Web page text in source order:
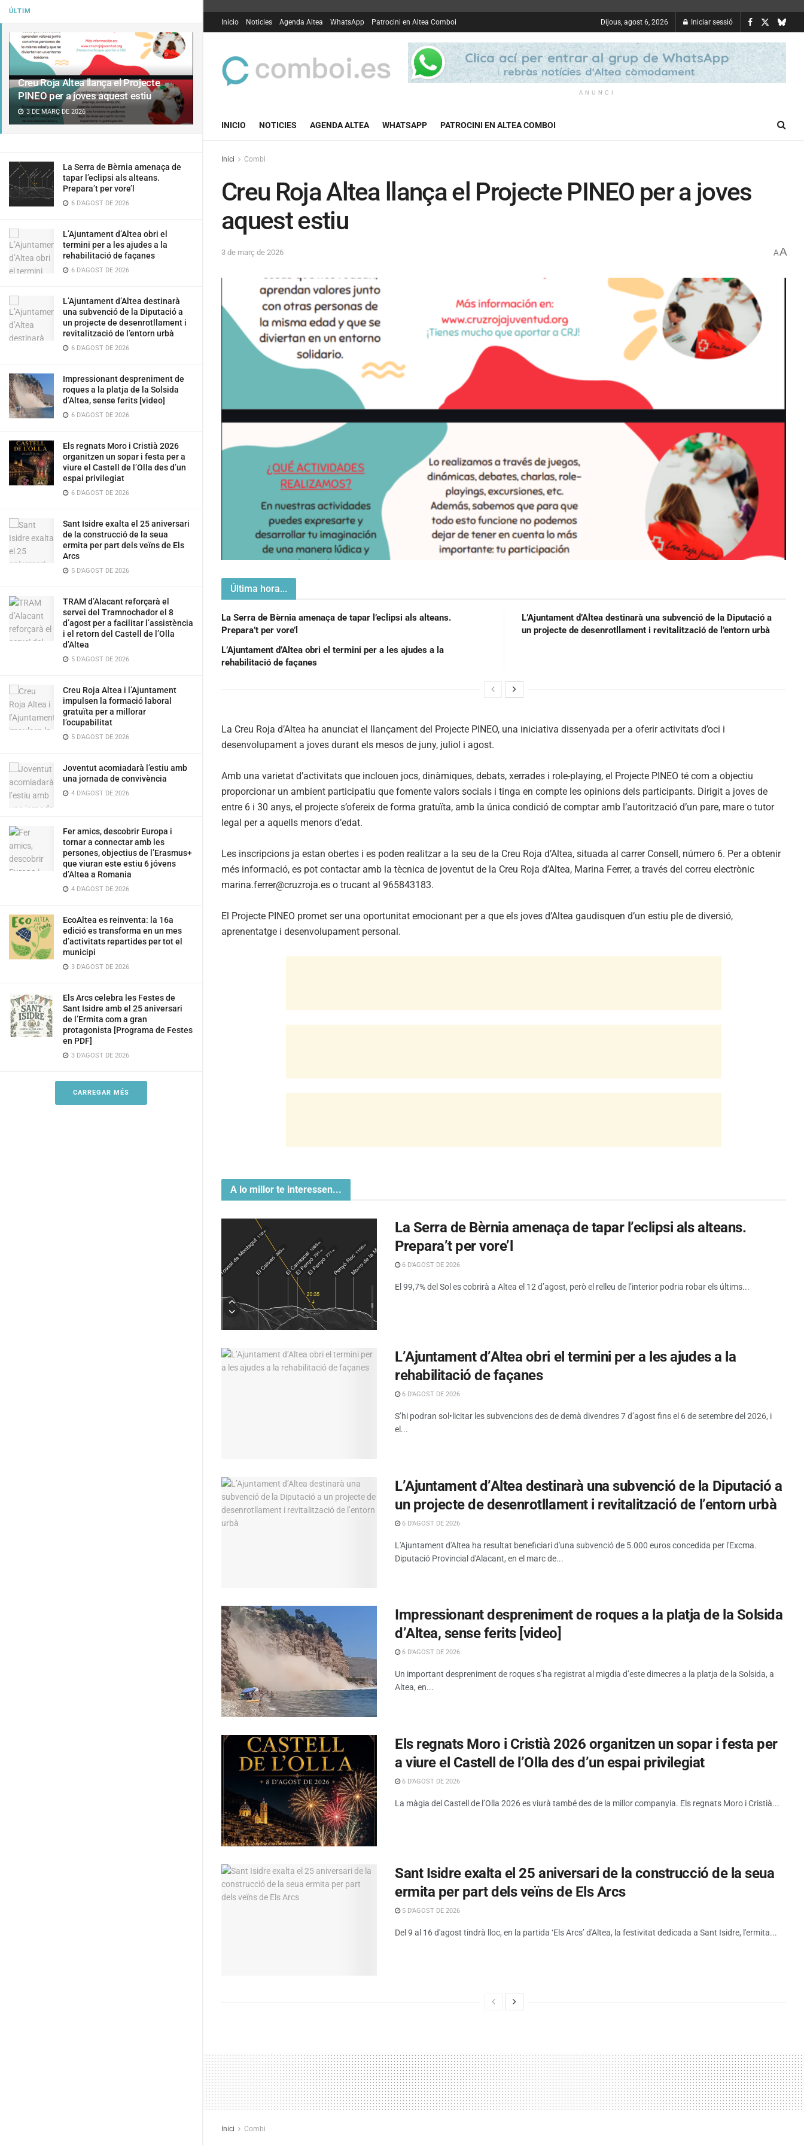
ÚLTIM
Creu Roja Altea llança el Projecte
PINEO per a joves aquest estiu
3 DE MARÇ DE 2026
La Serra de Bèrnia amenaça de
tapar l’eclipsi als alteans.
Prepara’t per vore’l
6 D'AGOST DE 2026
L’Ajuntament d’Altea obri el
termini per a les ajudes a la
rehabilitació de façanes
6 D'AGOST DE 2026
L’Ajuntament d’Altea destinarà
una subvenció de la Diputació a
un projecte de desenrotllament i
revitalització de l’entorn urbà
6 D'AGOST DE 2026
Impressionant despreniment de
roques a la platja de la Solsida
d’Altea, sense ferits [video]
6 D'AGOST DE 2026
Els regnats Moro i Cristià 2026
organitzen un sopar i festa per a
viure el Castell de l’Olla des d’un
espai privilegiat
6 D'AGOST DE 2026
Sant Isidre exalta el 25 aniversari
de la construcció de la seua
ermita per part dels veïns de Els
Arcs
5 D'AGOST DE 2026
TRAM d’Alacant reforçarà el
servei del Tramnochador el 8
d’agost per a facilitar l’assistència
i el retorn del Castell de l’Olla
d’Altea
5 D'AGOST DE 2026
Creu Roja Altea i l’Ajuntament
impulsen la formació laboral
gratuïta per a millorar
l’ocupabilitat
5 D'AGOST DE 2026
Joventut acomiadarà l’estiu amb
una jornada de convivència
4 D'AGOST DE 2026
Fer amics, descobrir Europa i
tornar a connectar amb les
persones, objectius de l’Erasmus+
que viuran este estiu 6 jóvens
d’Altea a Romania
4 D'AGOST DE 2026
EcoAltea es reinventa: la 16a
edició es transforma en un mes
d’activitats repartides per tot el
municipi
3 D'AGOST DE 2026
Els Arcs celebra les Festes de
Sant Isidre amb el 25 aniversari
de l’Ermita com a gran
protagonista [Programa de Festes
en PDF]
3 D'AGOST DE 2026
CARREGAR MÉS
Inicio Noticies Agenda Altea WhatsApp Patrocini en Altea Comboi Dijous, agost 6, 2026 Iniciar sessió
ANUNCI
INICIO NOTICIES AGENDA ALTEA WHATSAPP PATROCINI EN ALTEA COMBOI
Inici Combi
Creu Roja Altea llança el Projecte PINEO per a joves
aquest estiu
3 de març de 2026 AA
Última hora...
La Serra de Bèrnia amenaça de tapar l’eclipsi als alteans.
Prepara’t per vore’l
L’Ajuntament d’Altea obri el termini per a les ajudes a la
rehabilitació de façanes
L’Ajuntament d’Altea destinarà una subvenció de la Diputació a
un projecte de desenrotllament i revitalització de l’entorn urbà
La Creu Roja d’Altea ha anunciat el llançament del Projecte PINEO, una iniciativa dissenyada per a oferir activitats d’oci i
desenvolupament a joves durant els mesos de juny, juliol i agost.
Amb una varietat d’activitats que inclouen jocs, dinàmiques, debats, xerrades i role-playing, el Projecte PINEO té com a objectiu
proporcionar un ambient participatiu que fomente valors socials i tinga en compte les opinions dels participants. Dirigit a joves de
entre 6 i 30 anys, el projecte s’ofereix de forma gratuïta, amb la única condició de comptar amb l’autorització d’un pare, mare o tutor
legal per a aquells menors d’edat.
Les inscripcions ja estan obertes i es poden realitzar a la seu de la Creu Roja d’Altea, situada al carrer Consell, número 6. Per a obtenir
més informació, es pot contactar amb la tècnica de joventut de la Creu Roja d’Altea, Marina Ferrer, a través del correu electrònic
marina.ferrer@cruzroja.es o trucant al 965843183.
El Projecte PINEO promet ser una oportunitat emocionant per a que els joves d’Altea gaudisquen d’un estiu ple de diversió,
aprenentatge i desenvolupament personal.
A lo millor te interessen...
La Serra de Bèrnia amenaça de tapar l’eclipsi als alteans.
Prepara’t per vore’l
6 D'AGOST DE 2026
El 99,7% del Sol es cobrirà a Altea el 12 d’agost, però el relleu de l’interior podria robar els últims...
L’Ajuntament d’Altea obri el termini per a les ajudes a la
rehabilitació de façanes
6 D'AGOST DE 2026
S’hi podran sol•licitar les subvencions des de demà divendres 7 d’agost fins el 6 de setembre del 2026, i
el...
L’Ajuntament d’Altea destinarà una subvenció de la Diputació a
un projecte de desenrotllament i revitalització de l’entorn urbà
6 D'AGOST DE 2026
L'Ajuntament d'Altea ha resultat beneficiari d'una subvenció de 5.000 euros concedida per l'Excma.
Diputació Provincial d'Alacant, en el marc de...
Impressionant despreniment de roques a la platja de la Solsida
d’Altea, sense ferits [video]
6 D'AGOST DE 2026
Un important despreniment de roques s’ha registrat al migdia d’este dimecres a la platja de la Solsida, a
Altea, en...
Els regnats Moro i Cristià 2026 organitzen un sopar i festa per
a viure el Castell de l’Olla des d’un espai privilegiat
6 D'AGOST DE 2026
La màgia del Castell de l’Olla 2026 es viurà també des de la millor companyia. Els regnats Moro i Cristià...
Sant Isidre exalta el 25 aniversari de la construcció de la seua
ermita per part dels veïns de Els Arcs
5 D'AGOST DE 2026
Del 9 al 16 d'agost tindrà lloc, en la partida ‘Els Arcs’ d'Altea, la festivitat dedicada a Sant Isidre, l'ermita...
Inici Combi